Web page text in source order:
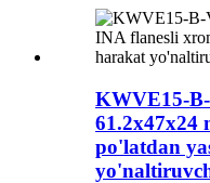
KWVE15-
61.2x47x24
po'latdan